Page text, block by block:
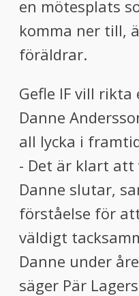
en mötesplats
komma ner till,
föräldrar.
Gefle IF vill
Danne
all lycka i
- Det är klart
Danne slutar,
förståelse för
väldigt
Danne under
säger Pär